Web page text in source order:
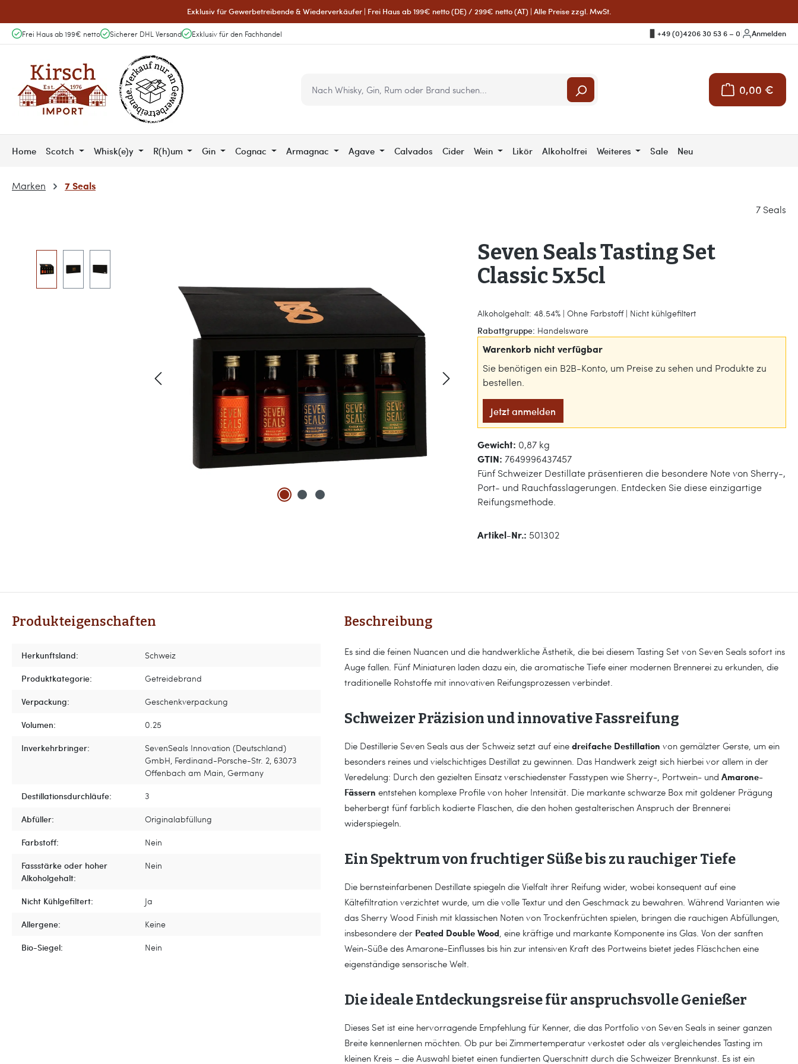
Exklusiv für Gewerbetreibende & Wiederverkäufer | Frei Haus ab 199€ netto (DE) / 299€ netto (AT) | Alle Preise zzgl. MwSt.
Frei Haus ab 199€ netto Sicherer DHL Versand Exklusiv für den Fachhandel +49 (0)4206 30 53 6 – 0 Anmelden
0,00 €
Warenkorb
Home Scotch Whisk(e)y R(h)um Gin Cognac Armagnac Agave Calvados Cider Wein Likör Alkoholfrei Weiteres Sale Neu
Marken 7 Seals
7 Seals
Seven Seals Tasting Set
Classic 5x5cl
Alkoholgehalt: 48.54% | Ohne Farbstoff | Nicht kühlgefiltert
Rabattgruppe: Handelsware
Warenkorb nicht verfügbar
Sie benötigen ein B2B-Konto, um Preise zu sehen und Produkte zu
bestellen.
Jetzt anmelden
Gewicht: 0,87 kg
GTIN: 7649996437457
Fünf Schweizer Destillate präsentieren die besondere Note von Sherry-,
Port- und Rauchfasslagerungen. Entdecken Sie diese einzigartige
Reifungsmethode.
Artikel-Nr.: 501302
Produkteigenschaften
Herkunftsland:
Schweiz
Produktkategorie:
Getreidebrand
Verpackung:
Geschenkverpackung
Volumen:
0.25
Inverkehrbringer:
SevenSeals Innovation (Deutschland)
GmbH, Ferdinand-Porsche-Str. 2, 63073
Offenbach am Main, Germany
Destillationsdurchläufe:
3
Abfüller:
Originalabfüllung
Farbstoff:
Nein
Fassstärke oder hoher
Alkoholgehalt:
Nein
Nicht Kühlgefiltert:
Ja
Allergene:
Keine
Bio-Siegel:
Nein
Beschreibung
Es sind die feinen Nuancen und die handwerkliche Ästhetik, die bei diesem Tasting Set von Seven Seals sofort ins
Auge fallen. Fünf Miniaturen laden dazu ein, die aromatische Tiefe einer modernen Brennerei zu erkunden, die
traditionelle Rohstoffe mit innovativen Reifungsprozessen verbindet.
Schweizer Präzision und innovative Fassreifung
Die Destillerie Seven Seals aus der Schweiz setzt auf eine dreifache Destillation von gemälzter Gerste, um ein
besonders reines und vielschichtiges Destillat zu gewinnen. Das Handwerk zeigt sich hierbei vor allem in der
Veredelung: Durch den gezielten Einsatz verschiedenster Fasstypen wie Sherry-, Portwein- und Amarone-
Fässern entstehen komplexe Profile von hoher Intensität. Die markante schwarze Box mit goldener Prägung
beherbergt fünf farblich kodierte Flaschen, die den hohen gestalterischen Anspruch der Brennerei
widerspiegeln.
Ein Spektrum von fruchtiger Süße bis zu rauchiger Tiefe
Die bernsteinfarbenen Destillate spiegeln die Vielfalt ihrer Reifung wider, wobei konsequent auf eine
Kältefiltration verzichtet wurde, um die volle Textur und den Geschmack zu bewahren. Während Varianten wie
das Sherry Wood Finish mit klassischen Noten von Trockenfrüchten spielen, bringen die rauchigen Abfüllungen,
insbesondere der Peated Double Wood, eine kräftige und markante Komponente ins Glas. Von der sanften
Wein-Süße des Amarone-Einflusses bis hin zur intensiven Kraft des Portweins bietet jedes Fläschchen eine
eigenständige sensorische Welt.
Die ideale Entdeckungsreise für anspruchsvolle Genießer
Dieses Set ist eine hervorragende Empfehlung für Kenner, die das Portfolio von Seven Seals in seiner ganzen
Breite kennenlernen möchten. Ob pur bei Zimmertemperatur verkostet oder als vergleichendes Tasting im
kleinen Kreis – die Auswahl bietet einen fundierten Querschnitt durch die Schweizer Brennkunst. Es ist ein